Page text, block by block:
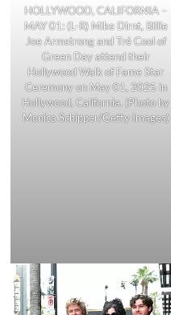
HOLLYWOOD, CALIFORNIA –
MAY 01: (L-R) Mike Dirnt, Billie
Joe Armstrong and Tré Cool of
Green Day attend their
Hollywood Walk of Fame Star
Ceremony on May 01, 2025 in
Hollywood, California. (Photo by
Monica Schipper/Getty Images)